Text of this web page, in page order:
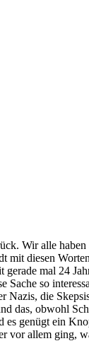
Wir alle
mit diesen
mal 24
so
die
das, obwohl
genügt ein
vor allem ging,